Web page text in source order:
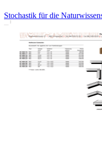
Stochastik für die